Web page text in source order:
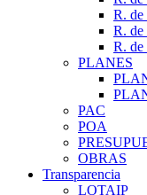
R. de
R. de
R. de
PLANES
PAC
POA
OBRAS
Transparencia
LOTAIP